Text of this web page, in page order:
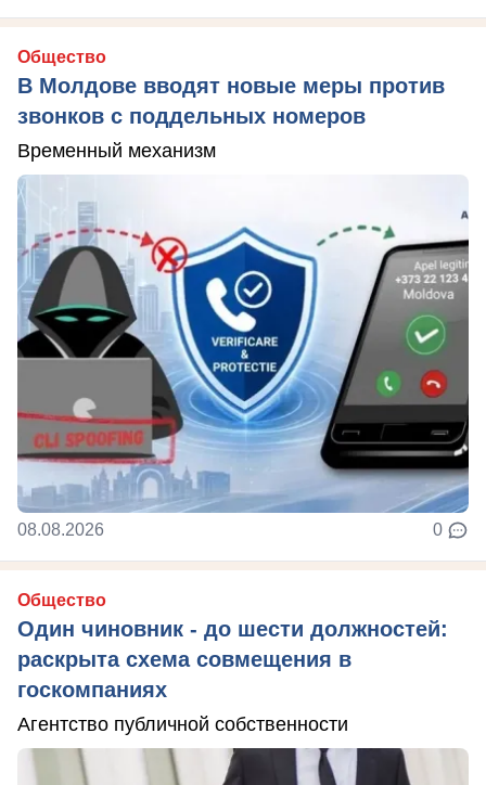
Общество
В Молдове вводят новые меры против
звонков с поддельных номеров
Временный механизм
08.08.2026 0
Общество
Один чиновник - до шести должностей:
раскрыта схема совмещения в
госкомпаниях
Агентство публичной собственности